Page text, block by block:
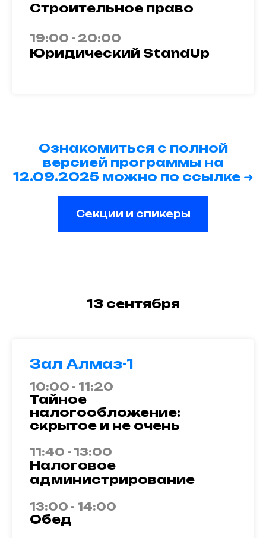
Строительное право
19:00 - 20:00
Юридический StandUp
Ознакомиться с полной
версией программы на
12.09.2025 можно по ссылке ➜
Секции и спикеры
13 сентября
Зал Алмаз-1
10:00 - 11:20
Тайное
налогообложение:
скрытое и не очень
11:40 - 13:00
Налоговое
администрирование
13:00 - 14:00
Обед